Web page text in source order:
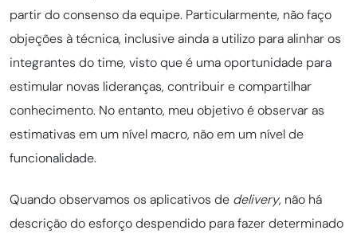
partir do consenso da equipe. Particularmente, não faço
objeções à técnica, inclusive ainda a utilizo para alinhar os
integrantes do time, visto que é uma oportunidade para
estimular novas lideranças, contribuir e compartilhar
conhecimento. No entanto, meu objetivo é observar as
estimativas em um nível macro, não em um nível de
funcionalidade.
Quando observamos os aplicativos de delivery, não há
descrição do esforço despendido para fazer determinado